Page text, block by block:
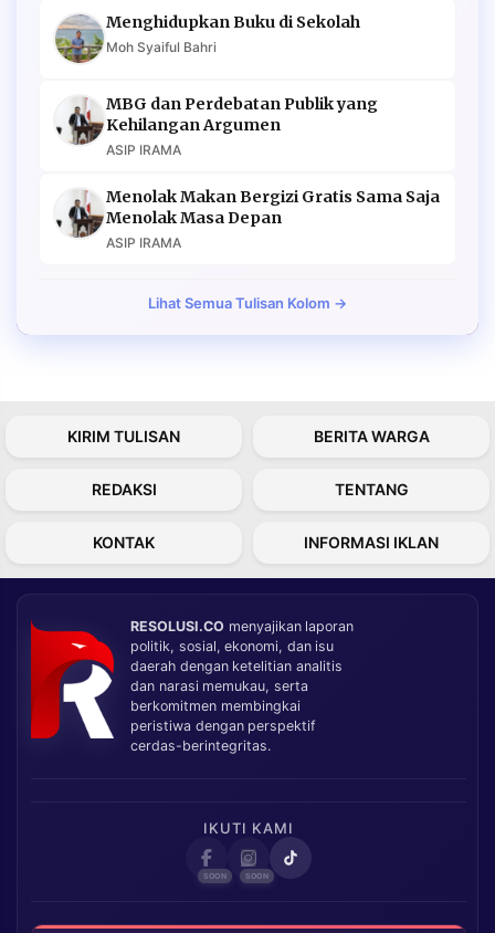
Menghidupkan Buku di Sekolah
Moh Syaiful Bahri
MBG dan Perdebatan Publik yang
Kehilangan Argumen
ASIP IRAMA
Menolak Makan Bergizi Gratis Sama Saja
Menolak Masa Depan
ASIP IRAMA
Lihat Semua Tulisan Kolom →
KIRIM TULISAN BERITA WARGA
REDAKSI TENTANG
KONTAK INFORMASI IKLAN
RESOLUSI.CO menyajikan laporan
politik, sosial, ekonomi, dan isu
daerah dengan ketelitian analitis
dan narasi memukau, serta
berkomitmen membingkai
peristiwa dengan perspektif
cerdas-berintegritas.
IKUTI KAMI